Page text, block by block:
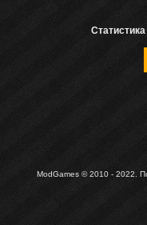
Статистика
ModGames © 2010 - 2022.